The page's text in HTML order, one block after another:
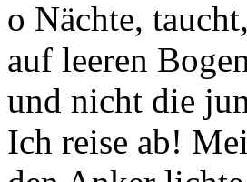
o Nächte,
auf leeren
und nicht die
Ich reise ab!